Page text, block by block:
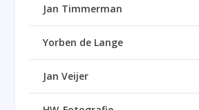
Jan Timmerman
Yorben de Lange
Jan Veijer